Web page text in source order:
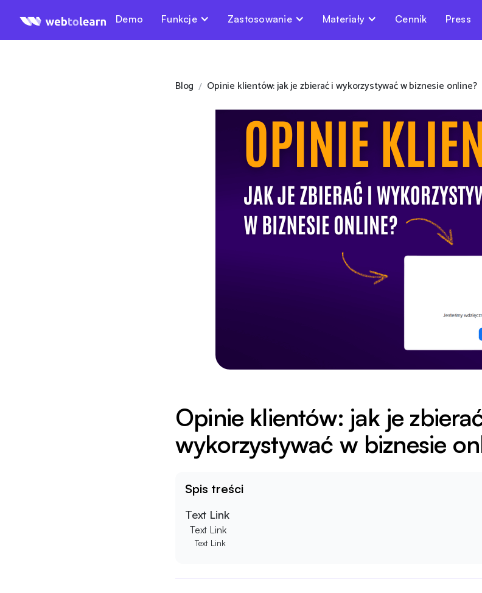
Demo Funkcje Zastosowanie Materiały Cennik Press
Blog / Opinie klientów: jak je zbierać i wykorzystywać w biznesie online?
Opinie klientów: jak je
wykorzystywać w biznesie
Spis treści
Text Link
Text Link
Text Link